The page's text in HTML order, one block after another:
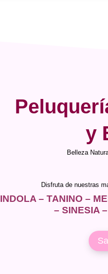
y
Belleza
Disfruta de nuestras
INDOLA – TANINO –
– SINESIA